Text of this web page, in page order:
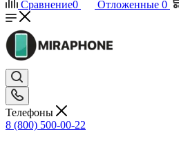
Сравнение0 Отложенные 0
Телефоны
8 (800) 500-00-22